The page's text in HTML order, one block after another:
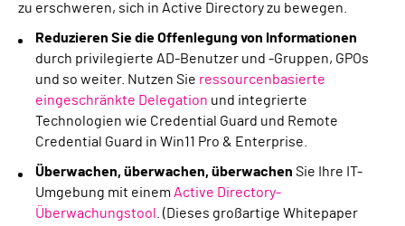
zu erschweren, sich in Active Directory zu bewegen.
Reduzieren Sie die Offenlegung von Informationen
durch privilegierte AD-Benutzer und -Gruppen, GPOs
und so weiter. Nutzen Sie ressourcenbasierte
eingeschränkte Delegation und integrierte
Technologien wie Credential Guard und Remote
Credential Guard in Win11 Pro & Enterprise.
Überwachen, überwachen, überwachen Sie Ihre IT-
Umgebung mit einem Active Directory-
Überwachungstool
. (Dieses großartige Whitepaper